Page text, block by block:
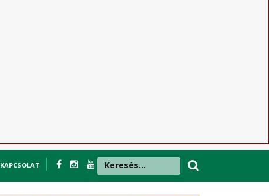
KAPCSOLAT